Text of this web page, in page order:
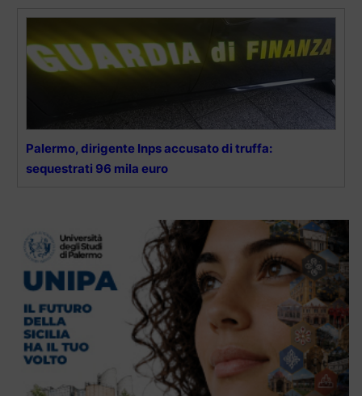
Palermo, dirigente Inps accusato di truffa:
sequestrati 96 mila euro